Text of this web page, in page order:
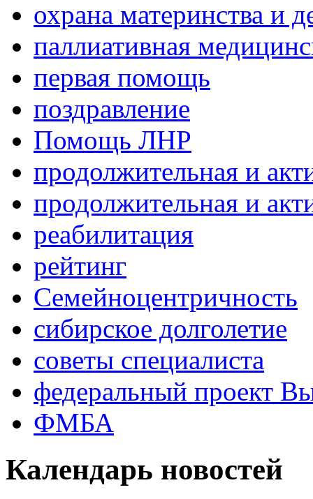
охрана материнства и
паллиативная
первая помощь
поздравление
Помощь ЛНР
продолжительная и
продолжительная и
реабилитация
рейтинг
Семейноцентричность
сибирское долголетие
советы специалиста
федеральный проект
ФМБА
Календарь новостей